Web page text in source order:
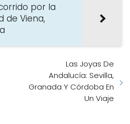
por la
de Viena,
Las Joyas De
Andalucía: Sevilla,
Granada Y Córdoba En
Un Viaje